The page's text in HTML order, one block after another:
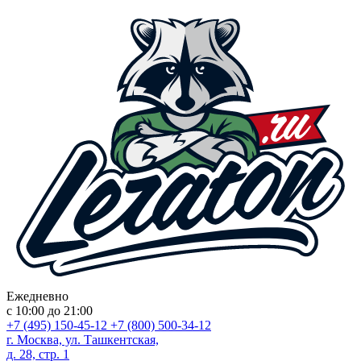
Ежедневно
с 10:00 до 21:00
+7 (495) 150-45-12 +7 (800) 500-34-12
г. Москва, ул. Ташкентская,
д. 28, стр. 1